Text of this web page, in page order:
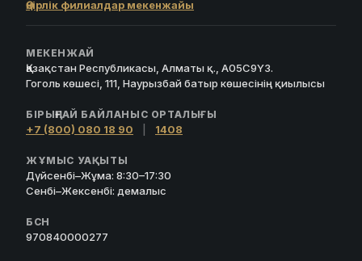
Өңірлік филиалдар мекенжайы
МЕКЕНЖАЙ
Қазақстан Республикасы, Алматы қ., A05C9Y3.
Гоголь көшесі, 111, Наурызбай батыр көшесінің қиылысы
БІРЫҢҒАЙ БАЙЛАНЫС ОРТАЛЫҒЫ
+7 (800) 080 18 90 1408
ЖҰМЫС УАҚЫТЫ
Дүйсенбі–Жұма: 8:30–17:30
Сенбі–Жексенбі: демалыс
БСН
970840000277